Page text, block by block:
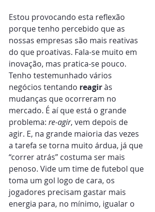
Estou provocando esta reflexão
porque tenho percebido que as
nossas empresas são mais reativas
do que proativas. Fala-se muito em
inovação, mas pratica-se pouco.
Tenho testemunhado vários
negócios tentando reagir às
mudanças que ocorreram no
mercado. É aí que está o grande
problema: re-agir, vem depois de
agir. E, na grande maioria das vezes
a tarefa se torna muito árdua, já que
“correr atrás” costuma ser mais
penoso. Vide um time de futebol que
toma um gol logo de cara, os
jogadores precisam gastar mais
energia para, no mínimo, igualar o